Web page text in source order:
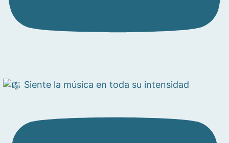
Siente la música en toda su intensidad